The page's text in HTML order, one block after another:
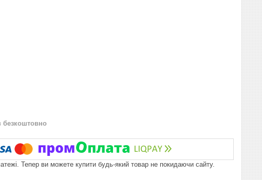
безкоштовно
Тепер ви можете купити будь-який товар не покидаючи сайту.